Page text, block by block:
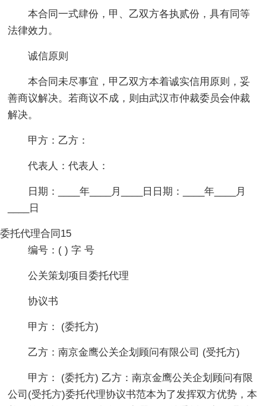
本合同一式肆份，甲、乙双方各执贰份，具有同等
法律效力。
诚信原则
本合同未尽事宜，甲乙双方本着诚实信用原则，妥
善商议解决。若商议不成，则由武汉市仲裁委员会仲裁
解决。
甲方：乙方：
代表人：代表人：
日期：____年____月____日日期：____年____月
____日
委托代理合同15
编号：( ) 字 号
公关策划项目委托代理
协议书
甲方： (委托方)
乙方：南京金鹰公关企划顾问有限公司 (受托方)
甲方： (委托方) 乙方：南京金鹰公关企划顾问有限
公司(受托方)委托代理协议书范本为了发挥双方优势，本